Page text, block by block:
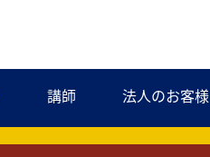
講師 法人のお客様